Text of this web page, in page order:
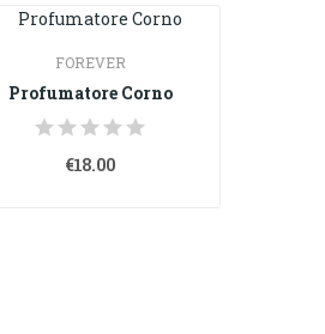
FOREVER
Profumatore Corno
€18.00